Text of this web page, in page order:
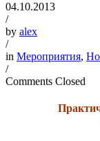
04.10.2013
/
by alex
/
in Мероприятия,
/
Comments Closed